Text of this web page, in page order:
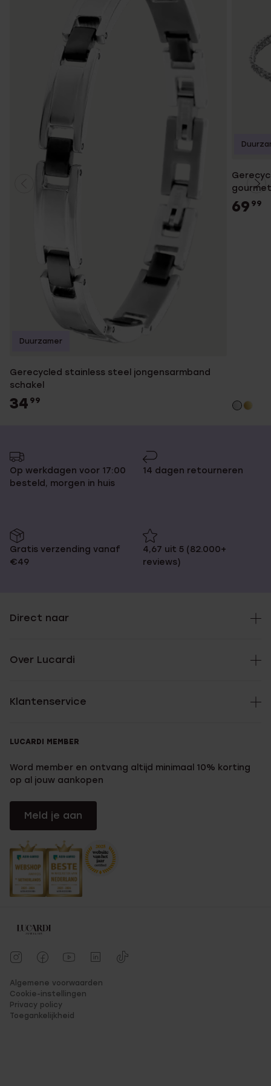
Gerecycled stainless steel jongensarmband
schakel
34 99
Duurzamer
gourmet
69 99
Op werkdagen voor 17:00
besteld, morgen in huis
14 dagen retourneren
Gratis verzending vanaf
€49
4,67 uit 5 (82.000+
reviews)
Direct naar
Over Lucardi
Klantenservice
LUCARDI MEMBER
Word member en ontvang altijd minimaal 10% korting
op al jouw aankopen
Meld je aan
Algemene voorwaarden
Cookie-instellingen
Privacy policy
Toegankelijkheid